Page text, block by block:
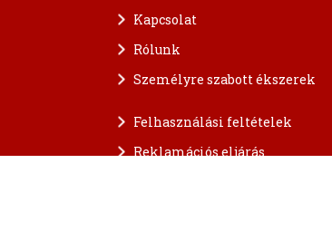
Kapcsolat
Rólunk
Személyre szabott ékszerek
Felhasználási feltételek
Reklamációs eljárás